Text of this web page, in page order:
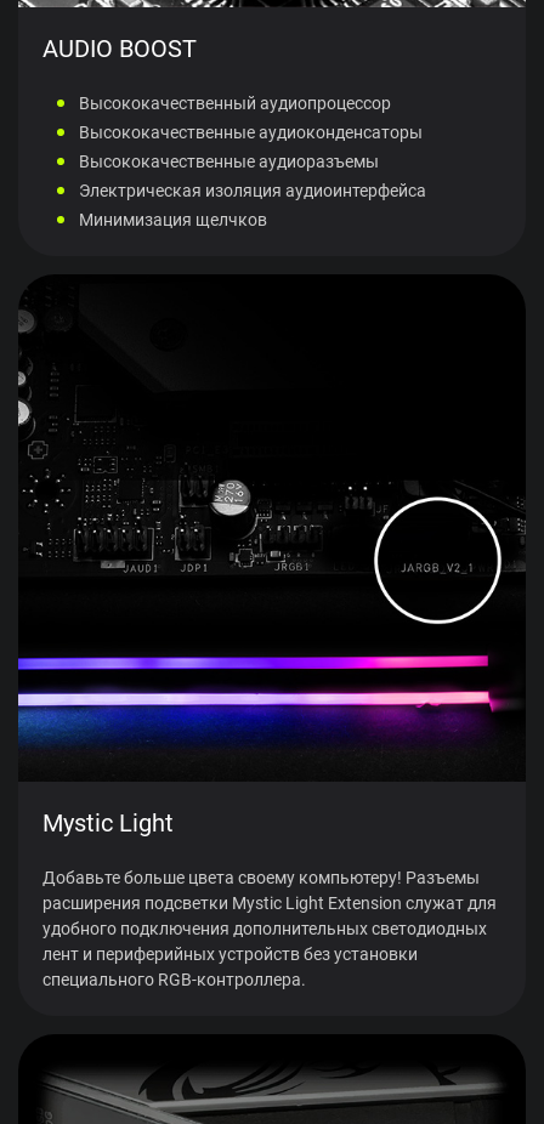
AUDIO BOOST
Высококачественный аудиопроцессор
Высококачественные аудиоконденсаторы
Высококачественные аудиоразъемы
Электрическая изоляция аудиоинтерфейса
Минимизация щелчков
Mystic Light
Добавьте больше цвета своему компьютеру! Разъемы
расширения подсветки Mystic Light Extension служат для
удобного подключения дополнительных светодиодных
лент и периферийных устройств без установки
специального RGB-контроллера.